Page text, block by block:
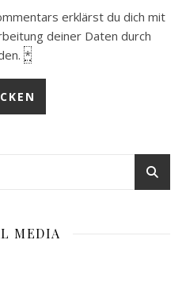
erklärst du dich mit
deiner Daten durch
*
MEDIA